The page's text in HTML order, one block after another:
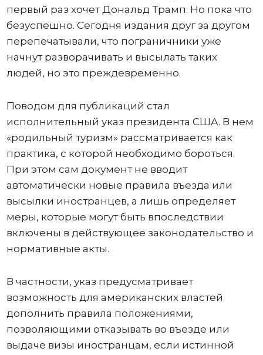
первый раз хочет Дональд Трамп. Но пока что
безуспешно. Сегодня издания друг за другом
перепечатывали, что пограничники уже
начнут разворачивать и высылать таких
людей, но это преждевременно.
Поводом для публикаций стал
исполнительный указ президента США. В нем
«родильный туризм» рассматривается как
практика, с которой необходимо бороться.
При этом сам документ не вводит
автоматически новые правила въезда или
высылки иностранцев, а лишь определяет
меры, которые могут быть впоследствии
включены в действующее законодательство и
нормативные акты.
В частности, указ предусматривает
возможность для американских властей
дополнить правила положениями,
позволяющими отказывать во въезде или
выдаче визы иностранцам, если истинной